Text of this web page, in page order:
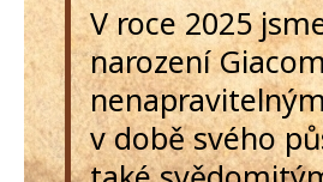
V roce 2025
narození
v době svého